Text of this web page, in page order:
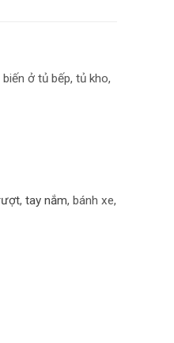
ở tủ bếp, tủ kho,
, tay nắm, bánh xe,